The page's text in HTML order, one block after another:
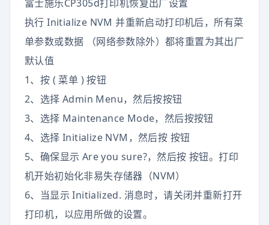
富士施乐CP305d打印机恢复出厂设置
执行 Initialize NVM 并重新启动打印机后，所有菜
单参数或数据 （网络参数除外）都将重置为其出厂
默认值
1、按 ( 菜单 ) 按钮
2、选择 Admin Menu，然后按按钮
3、选择 Maintenance Mode，然后按按钮
4、选择 Initialize NVM，然后按 按钮
5、确保显示 Are you sure?，然后按 按钮。打印
机开始初始化非易失存储器（NVM）
6、当显示 Initialized. 消息时，请关闭并重新打开
打印机，以应用所做的设置。